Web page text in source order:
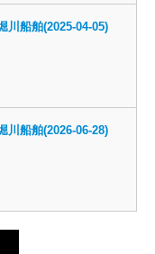
川船舶(2025-04-05)
川船舶(2026-06-28)